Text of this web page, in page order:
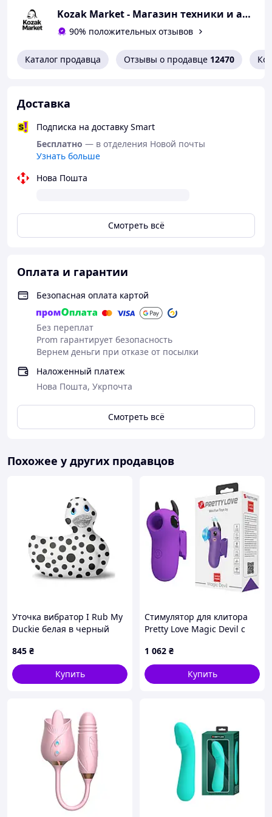
Легко очистить
Магнитная USB подставка для
40 минут зарядки - 70 минут
удовольствия
запоминающийся вибратор
Лучшее качество!
Kozak Market - Магазин техники и аксессуаров
90% положительных отзывов
Каталог продавца Отзывы о продавце 12470
Доставка
Подписка на доставку Smart
Бесплатно — в отделения Новой почты
Узнать больше
Нова Пошта
Смотреть всё
Оплата и гарантии
Безопасная оплата картой
Без переплат
Prom гарантирует безопасность
Вернем деньги при отказе от посылки
Наложенный платеж
Нова Пошта, Укрпочта
Смотреть всё
Похожее у других продавцов
Уточка вибратор I Rub My
Duckie белая в черный
845 ₴
Купить
Стимулятор для клитора
Pretty Love Magic Devil с
электростимуляцией,
фиолетовый, 6.9 см
1 062 ₴
Купить